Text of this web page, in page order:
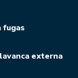
fugas
externa